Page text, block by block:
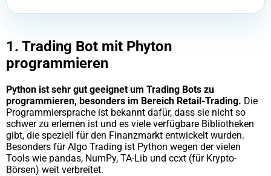
1. Trading Bot mit Phyton
programmieren
Python ist sehr gut geeignet um Trading Bots zu
programmieren, besonders im Bereich Retail-Trading. Die
Programmiersprache ist bekannt dafür, dass sie nicht so
schwer zu erlernen ist und es viele verfügbare Bibliotheken
gibt, die speziell für den Finanzmarkt entwickelt wurden.
Besonders für Algo Trading ist Python wegen der vielen
Tools wie pandas, NumPy, TA-Lib und ccxt (für Krypto-
Börsen) weit verbreitet.